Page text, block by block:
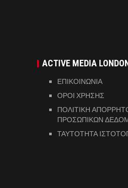
ACTIVE MEDIA
ΕΠΙΚΟΙΝΩΝΙΑ
ΟΡΟΙ ΧΡΗΣΗΣ
ΠΟΛΙΤΙΚΗ
ΠΡΟΣΩΠΙΚΩΝ
ΤΑΥΤΟΤΗΤΑ